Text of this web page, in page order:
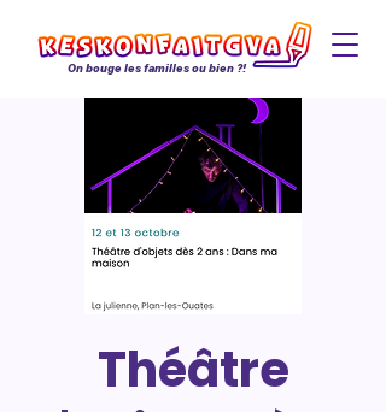
On bouge les familles ou bien ?!
Théâtre